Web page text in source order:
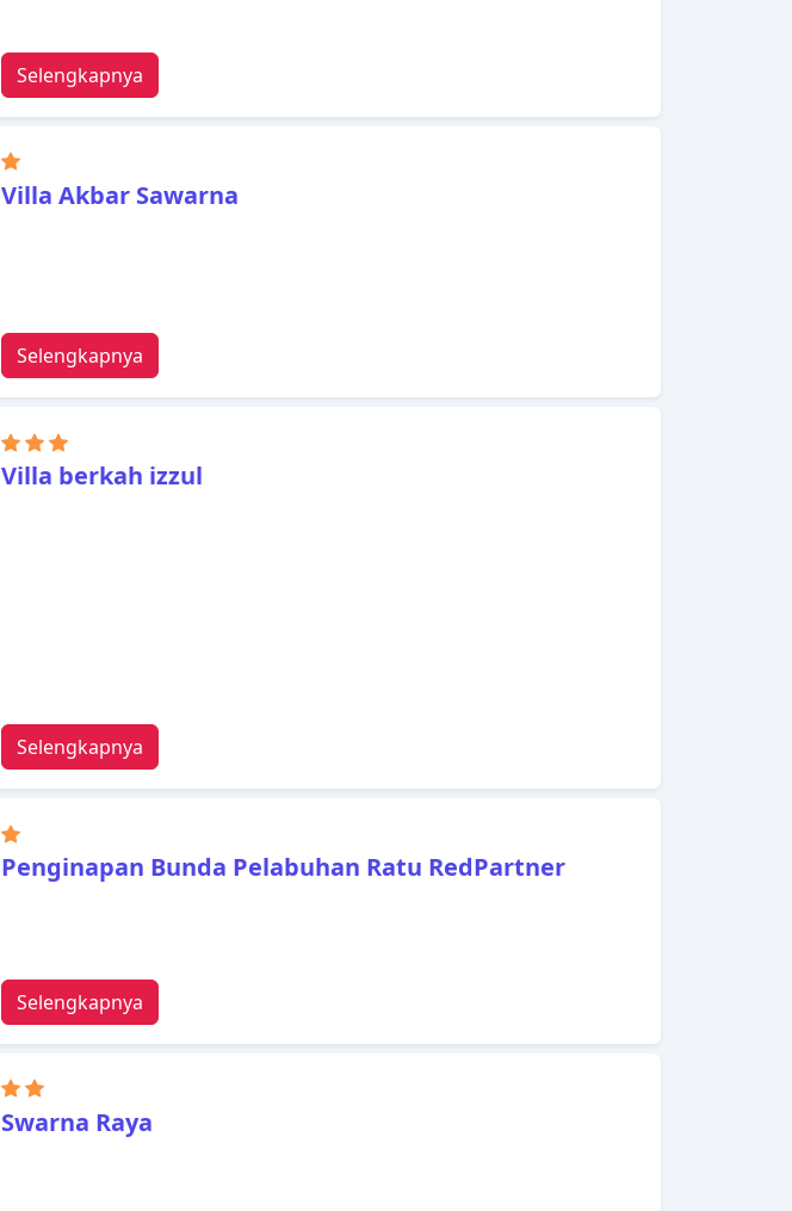
Selengkapnya
Villa Akbar Sawarna
Selengkapnya
Villa berkah izzul
Selengkapnya
Penginapan Bunda Pelabuhan Ratu RedPartner
Selengkapnya
Swarna Raya